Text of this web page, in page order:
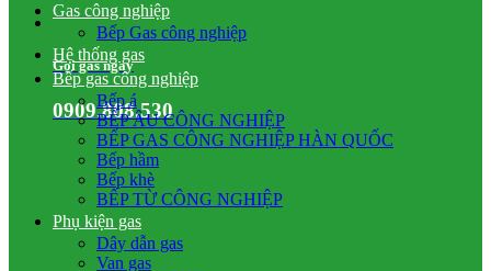
Gọi gas ngay
0909.808.530
Gas công nghiệp
Bếp Gas công nghiệp
Hệ thống gas
Bếp gas công nghiệp
Bếp á
BẾP ÂU CÔNG NGHIỆP
BẾP GAS CÔNG NGHIỆP HÀN QUỐC
Bếp hầm
Bếp khè
BẾP TỪ CÔNG NGHIỆP
Phụ kiện gas
Dây dẫn gas
Van gas